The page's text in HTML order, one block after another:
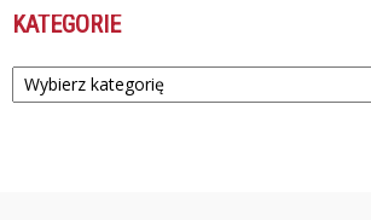
KATEGORIE
Kategorie